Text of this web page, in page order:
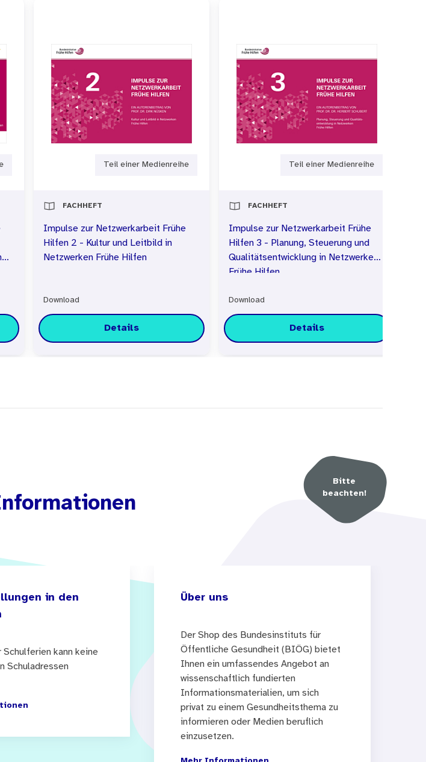
und -koordinatoren.
Teil einer Medienreihe
FACHHEFT
Impulse zur Netzwerkarbeit Frühe
Hilfen 2 - Kultur und Leitbild in
Netzwerken Frühe Hilfen
Download
Details
Teil einer Medienreihe
FACHHEFT
Impulse zur Netzwerkarbeit Frühe
Hilfen 3 - Planung, Steuerung und
Qualitätsentwicklung in Netzwerken
Frühe Hilfen
Download
Details
Bitte
beachten!
in den
kann keine
Schuladressen
Über uns
Der Shop des Bundesinstituts für
Öffentliche Gesundheit (BIÖG) bietet
Ihnen ein umfassendes Angebot an
wissenschaftlich fundierten
Informationsmaterialien, um sich
privat zu einem Gesundheitsthema zu
informieren oder Medien beruflich
einzusetzen.